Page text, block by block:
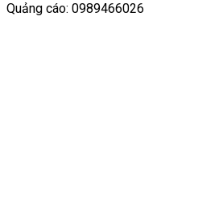
Quảng cáo: 0989466026